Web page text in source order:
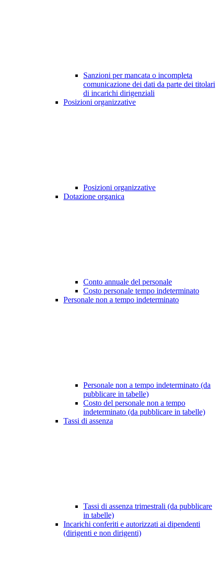
Sanzioni per mancata o incompleta
comunicazione dei dati da parte dei titolari
di incarichi dirigenziali
Posizioni organizzative
Posizioni organizzative
Dotazione organica
Conto annuale del personale
Costo personale tempo indeterminato
Personale non a tempo indeterminato
Personale non a tempo indeterminato (da
pubblicare in tabelle)
Costo del personale non a tempo
indeterminato (da pubblicare in tabelle)
Tassi di assenza
Tassi di assenza trimestrali (da pubblicare
in tabelle)
Incarichi conferiti e autorizzati ai dipendenti
(dirigenti e non dirigenti)